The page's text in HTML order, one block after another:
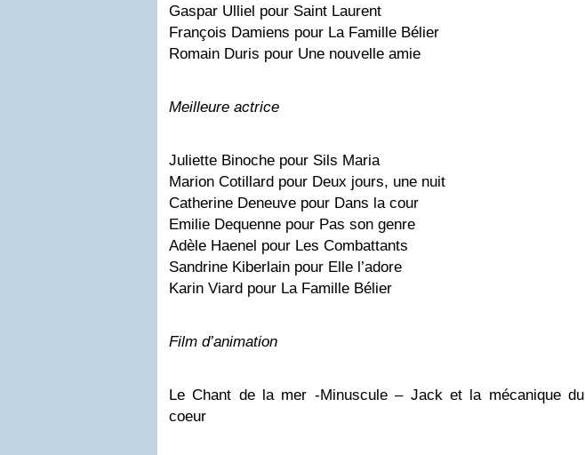
Gaspar Ulliel pour Saint Laurent
François Damiens pour La Famille Bélier
Romain Duris pour Une nouvelle amie
Meilleure actrice
Juliette Binoche pour Sils Maria
Marion Cotillard pour Deux jours, une nuit
Catherine Deneuve pour Dans la cour
Emilie Dequenne pour Pas son genre
Adèle Haenel pour Les Combattants
Sandrine Kiberlain pour Elle l’adore
Karin Viard pour La Famille Bélier
Film d’animation
Le Chant de la mer -Minuscule – Jack et la mécanique du
coeur